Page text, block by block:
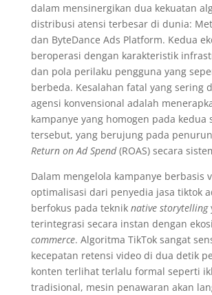
dalam mensinergikan dua kekuatan
distribusi atensi terbesar di dunia:
dan ByteDance Ads Platform. Kedua
beroperasi dengan karakteristik
dan pola perilaku pengguna yang
berbeda. Kesalahan fatal yang sering
agensi konvensional adalah
kampanye yang homogen pada kedua
tersebut, yang berujung pada
Return on Ad Spend(ROAS) secara
Dalam mengelola kampanye berbasis
optimalisasi dari penyedia jasa tiktok
berfokus pada teknik native storytelling
terintegrasi secara instan dengan
commerce. Algoritma TikTok sangat
kecepatan retensi video di dua detik
konten terlihat terlalu formal seperti
tradisional, mesin penawaran akan